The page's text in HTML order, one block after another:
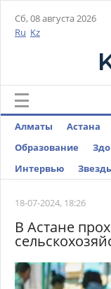
Сб, 08 августа 2026
Ru Kz
Алматы Астана
Образование
Интервью
18-07-2024, 18:26
В Астане